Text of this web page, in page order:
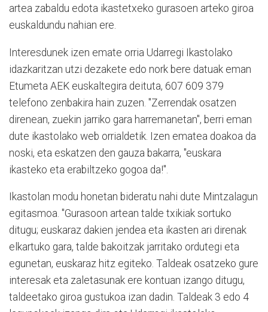
artea zabaldu edota ikastetxeko gurasoen arteko giroa
euskaldundu nahian ere.
Interesdunek izen emate orria Udarregi Ikastolako
idazkaritzan utzi dezakete edo nork bere datuak eman
Etumeta AEK euskaltegira deituta, 607 609 379
telefono zenbakira hain zuzen. "Zerrendak osatzen
direnean, zuekin jarriko gara harremanetan", berri eman
dute ikastolako web orrialdetik. Izen ematea doakoa da
noski, eta eskatzen den gauza bakarra, "euskara
ikasteko eta erabiltzeko gogoa da!".
Ikastolan modu honetan bideratu nahi dute Mintzalagun
egitasmoa. "Gurasoon artean talde txikiak sortuko
ditugu; euskaraz dakien jendea eta ikasten ari direnak
elkartuko gara, talde bakoitzak jarritako ordutegi eta
egunetan, euskaraz hitz egiteko. Taldeak osatzeko gure
interesak eta zaletasunak ere kontuan izango ditugu,
taldeetako giroa gustukoa izan dadin. Taldeak 3 edo 4